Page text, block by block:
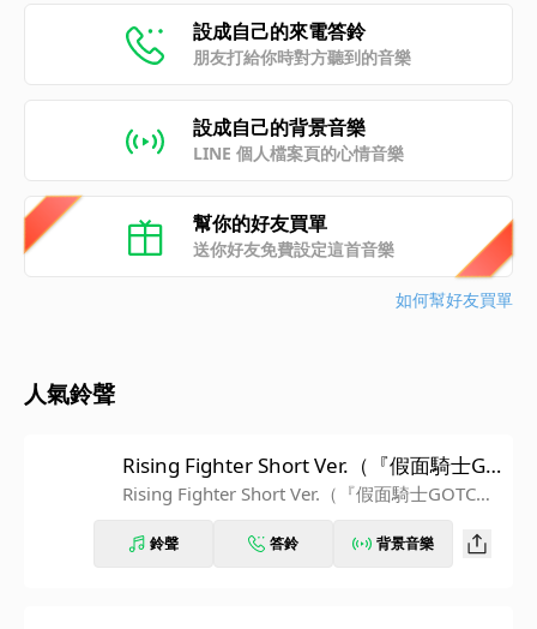
設成自己的來電答鈴
朋友打給你時對方聽到的音樂
設成自己的背景音樂
LINE 個人檔案頁的心情音樂
幫你的好友買單
送你好友免費設定這首音樂
如何幫好友買單
人氣鈴聲
Rising Fighter Short Ver.（『假面騎士GO
TCHARD插曲』）
Rising Fighter Short Ver.（『假面騎士GOTCHA
鈴聲 答鈴 背景音樂